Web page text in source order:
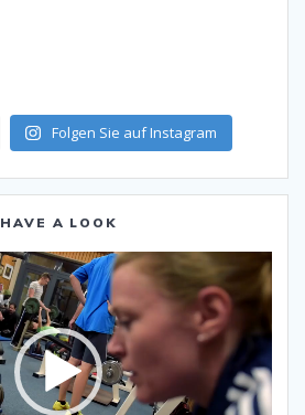
Folgen Sie auf Instagram
HAVE A LOOK
Video-
Player